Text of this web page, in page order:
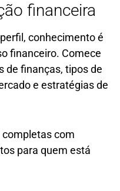
financeira
conhecimento é
financeiro. Comece
de finanças, tipos de
e estratégias de
com
para quem está